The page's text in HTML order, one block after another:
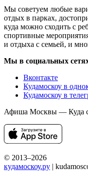
Мы советуем любые
отдых в парках,
куда можно сходить с
спортивные
и отдыха с семьей, и
Мы в социальных
Вконтакте
Кудамоскоу в
Кудамоскоу в
Афиша Москвы — Куда
© 2013–2026
кудамоскоу.ру |